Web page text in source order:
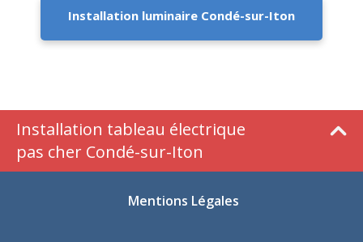
Installation luminaire Condé-sur-Iton
Installation tableau électrique
pas cher Condé-sur-Iton
Mentions Légales